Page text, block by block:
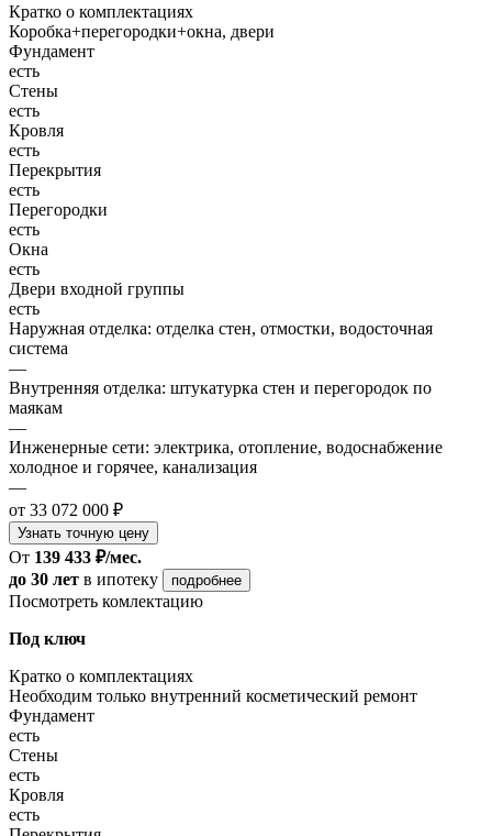
Кратко о комплектациях
Коробка+перегородки+окна, двери
Фундамент
есть
Стены
есть
Кровля
есть
Перекрытия
есть
Перегородки
есть
Окна
есть
Двери входной группы
есть
Наружная отделка: отделка стен, отмостки, водосточная
система
—
Внутренняя отделка: штукатурка стен и перегородок по
маякам
—
Инженерные сети: электрика, отопление, водоснабжение
холодное и горячее, канализация
—
от 33 072 000 ₽
Узнать точную цену
От 139 433 ₽/мес.
до 30 лет в ипотеку подробнее
Посмотреть комлектацию
Под ключ
Кратко о комплектациях
Необходим только внутренний косметический ремонт
Фундамент
есть
Стены
есть
Кровля
есть